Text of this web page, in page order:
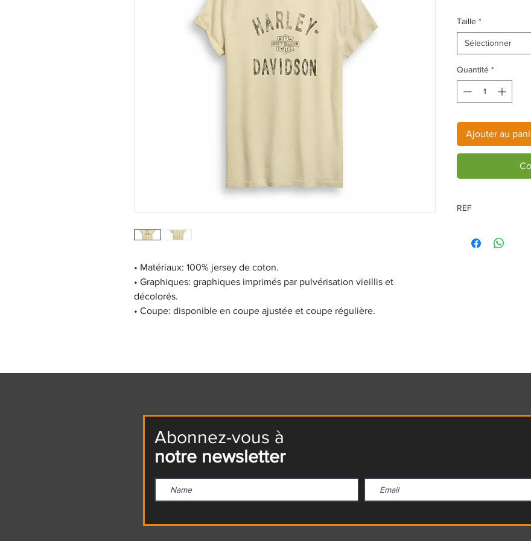
• Matériaux: 100% jersey de coton.
• Graphiques: graphiques imprimés par pulvérisation vieillis et
décolorés.
• Coupe: disponible en coupe ajustée et coupe régulière.
Taille *
Sélectionner
Quantité *
Ajouter au
REF
Abonnez-vous à
notre newsletter